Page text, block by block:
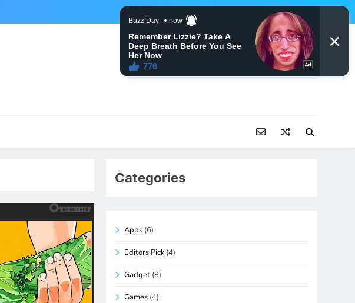
Categories
Apps (6)
Editors Pick (4)
Gadget (8)
Games (4)